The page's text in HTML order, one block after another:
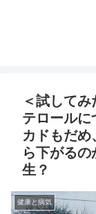
＜試して
テロールに
カドもだ
ら下がる
生？
健康と病気